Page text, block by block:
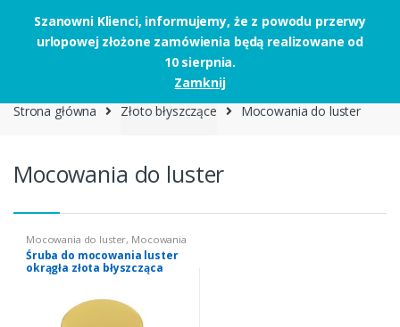
Skip to navigation
Skip to content
Strona główna Złoto błyszczące Mocowania do luster
Mocowania do luster
Mocowania do luster, Mocowania
do luster
Śruba do mocowania luster
okrągła złota błyszcząca
Szanowni Klienci, informujemy, że z powodu przerwy
urlopowej złożone zamówienia będą realizowane od
10 sierpnia.
Zamknij